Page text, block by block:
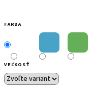
FARBA
VEĽKOSŤ